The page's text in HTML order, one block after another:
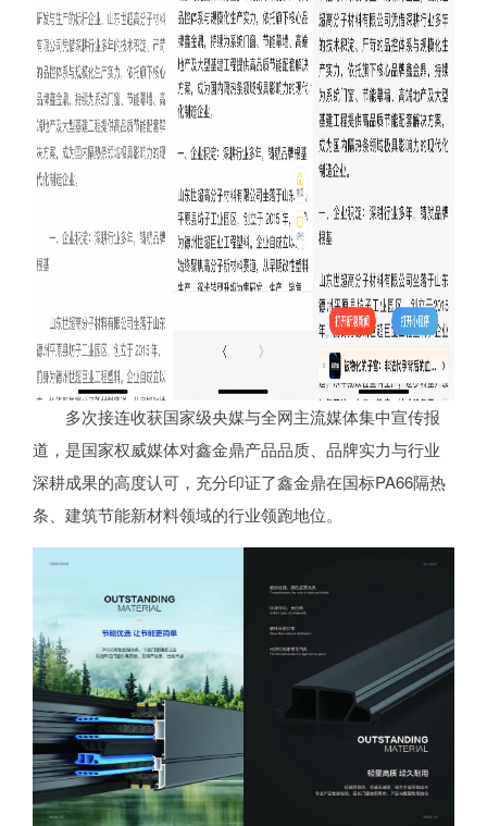
多次接连收获国家级央媒与全网主流媒体集中宣传报
道，是国家权威媒体对鑫金鼎产品品质、品牌实力与行业
深耕成果的高度认可，充分印证了鑫金鼎在国标PA66隔热
条、建筑节能新材料领域的行业领跑地位。